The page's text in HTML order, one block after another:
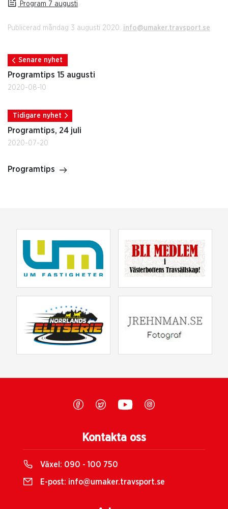
Program 7 augusti
Publicerad måndag 3 augusti 2020. info@umaker.travsport.se
Senare nyhet
Programtips 15 augusti
2020-08-10
Tidigare nyhet
Programtips, 24 juli
2020-07-20
Programtips
Kontakta oss
Växel: 090 - 100 750
E-post: info@umaker.travsport.se